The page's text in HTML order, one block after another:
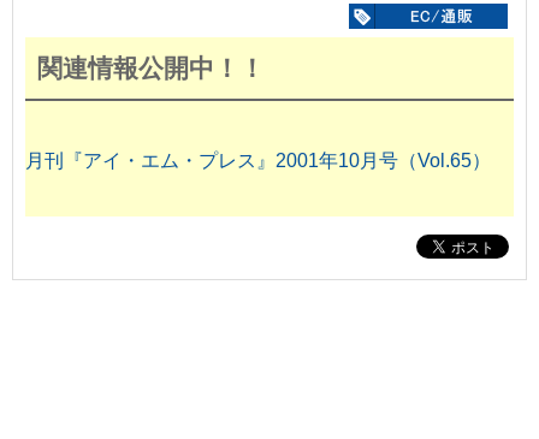
関連情報公開中！！
月刊『アイ・エム・プレス』2001年10月号（Vol.65）